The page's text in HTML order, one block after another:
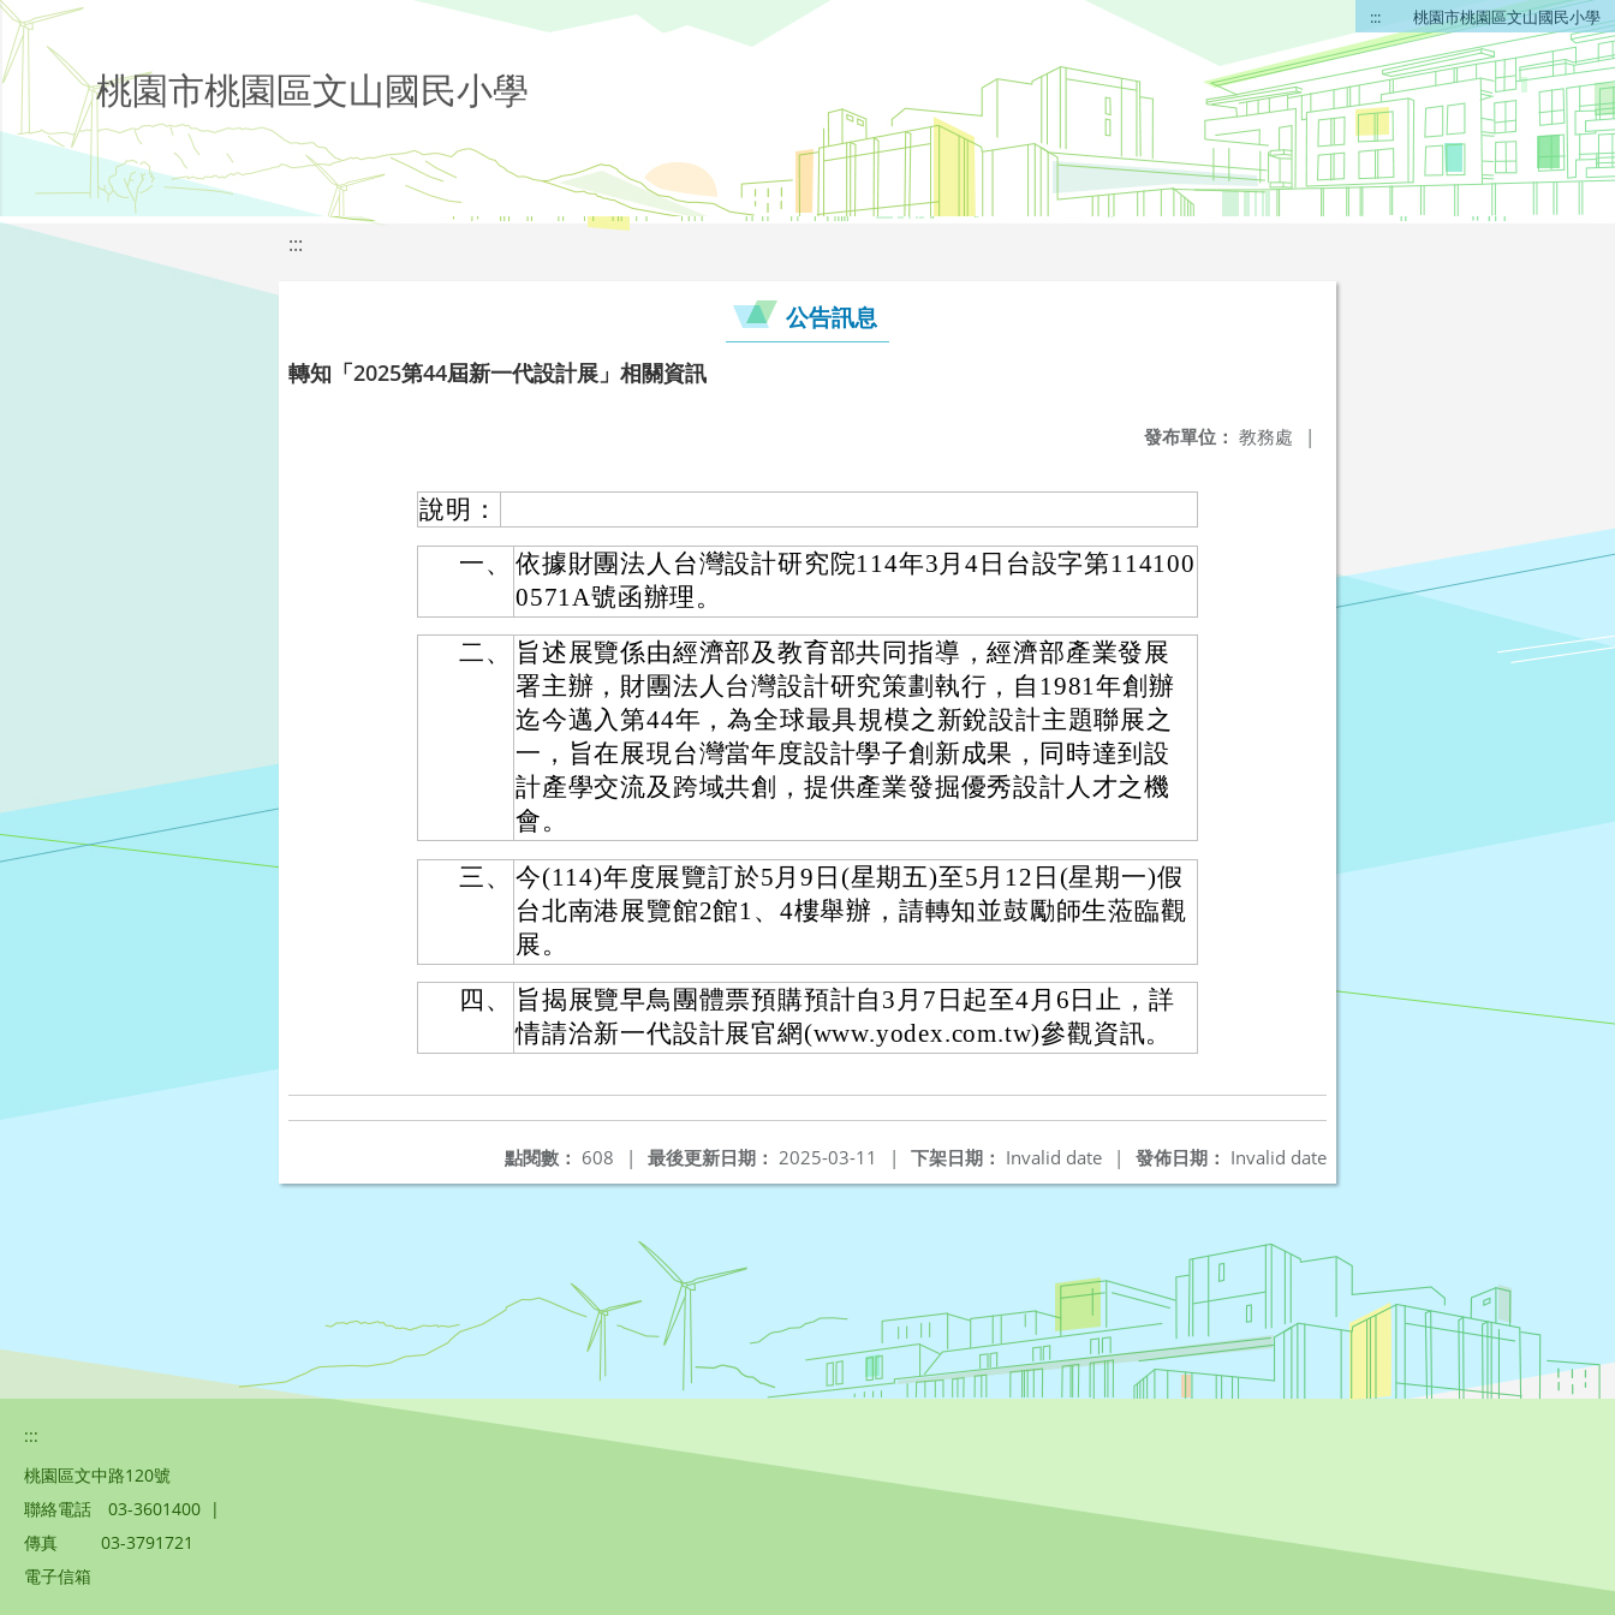
::: 桃園市桃園區文山國民小學
桃園市桃園區文山國民小學
:::
公告訊息
轉知「2025第44屆新一代設計展」相關資訊
發布單位： 教務處 |
說明：
一、
依據財團法人台灣設計研究院114年3月4日台設字第114100
0571A號函辦理。
二、
旨述展覽係由經濟部及教育部共同指導，經濟部產業發展
署主辦，財團法人台灣設計研究策劃執行，自1981年創辦
迄今邁入第44年，為全球最具規模之新銳設計主題聯展之
一，旨在展現台灣當年度設計學子創新成果，同時達到設
計產學交流及跨域共創，提供產業發掘優秀設計人才之機
會。
三、
今(114)年度展覽訂於5月9日(星期五)至5月12日(星期一)假
台北南港展覽館2館1、4樓舉辦，請轉知並鼓勵師生蒞臨觀
展。
四、
旨揭展覽早鳥團體票預購預計自3月7日起至4月6日止，詳
情請洽新一代設計展官網(www.yodex.com.tw)參觀資訊。
發佈日期： Invalid date
下架日期： Invalid date |
最後更新日期： 2025-03-11 |
點閱數： 608 |
:::
桃園區文中路120號
聯絡電話
03-3601400 |
傳真
03-3791721
電子信箱